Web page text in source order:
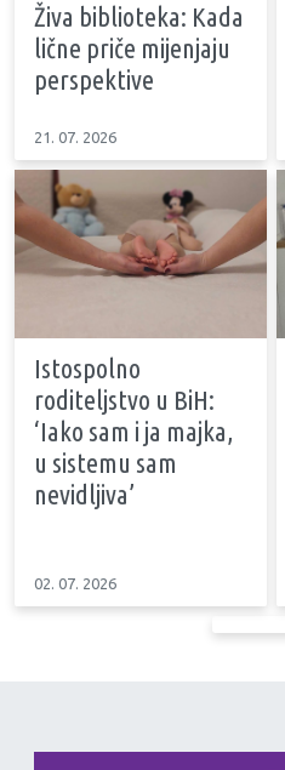
Živa biblioteka: Kada
lične priče mijenjaju
perspektive
21. 07. 2026
Istospolno
roditeljstvo u BiH:
‘Iako sam i ja majka,
u sistemu sam
nevidljiva’
02. 07. 2026